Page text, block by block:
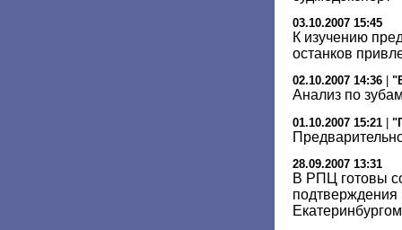
03.10.2007 15:45
К изучению
останков
02.10.2007 14:36
Анализ по
01.10.2007 15:21 |
28.09.2007 13:31
В РПЦ готовы